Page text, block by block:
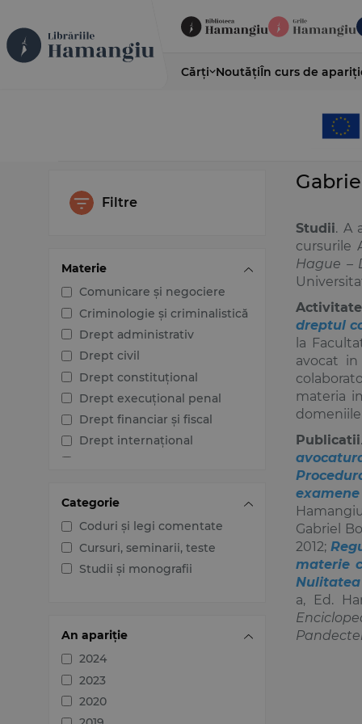
Cărți NoutățiÎn curs de
Filtre
Materie
Comunicare și negociere
Criminologie și criminalistică
Drept administrativ
Drept civil
Drept constituțional
Drept execuțional penal
Drept financiar și fiscal
Drept internațional
Drept procesual penal
Dreptul afacerilor
Dreptul familiei
Dreptul mediului
Dreptul noilor tehnologii
intelectuale
Dreptul Uniunii Europene
Jurisprudența instanțelor
Categorie
Coduri și legi comentate
Cursuri, seminarii, teste
Studii și monografii
An apariție
2024
2023
2020
Studii. A
cursurile
Hague –
dreptul
la
avocat
materia
domeniile
Publicatii
examene
Gabriel
2012;
materie
a, Ed.